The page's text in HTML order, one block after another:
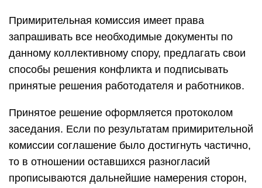
Примирительная комиссия имеет права
запрашивать все необходимые документы по
данному коллективному спору, предлагать свои
способы решения конфликта и подписывать
принятые решения работодателя и работников.
Принятое решение оформляется протоколом
заседания. Если по результатам примирительной
комиссии соглашение было достигнуть частично,
то в отношении оставшихся разногласий
прописываются дальнейшие намерения сторон,